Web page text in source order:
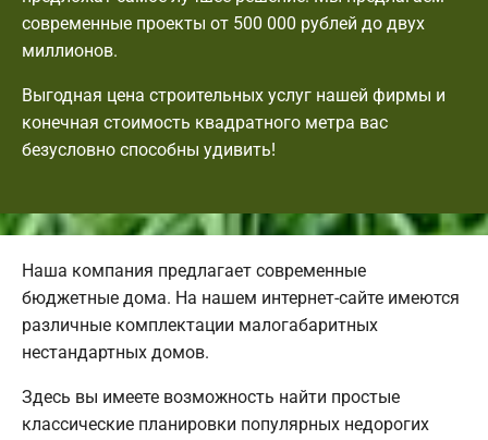
современные проекты от 500 000 рублей до двух
миллионов.
Выгодная цена строительных услуг нашей фирмы и
конечная стоимость квадратного метра вас
безусловно способны удивить!
Наша компания предлагает современные
бюджетные дома. На нашем интернет-сайте имеются
различные комплектации малогабаритных
нестандартных домов.
Здесь вы имеете возможность найти простые
классические планировки популярных недорогих